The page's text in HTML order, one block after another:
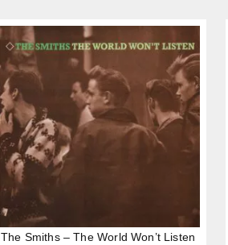
The Smiths – The World Won’t Listen